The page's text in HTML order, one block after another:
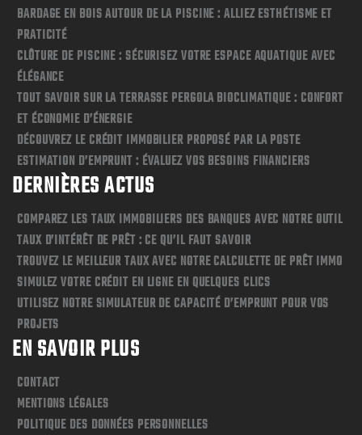
BARDAGE EN BOIS AUTOUR DE LA PISCINE : ALLIEZ ESTHÉTISME ET
PRATICITÉ
CLÔTURE DE PISCINE : SÉCURISEZ VOTRE ESPACE AQUATIQUE AVEC
ÉLÉGANCE
TOUT SAVOIR SUR LA TERRASSE PERGOLA BIOCLIMATIQUE : CONFORT
ET ÉCONOMIE D’ÉNERGIE
DÉCOUVREZ LE CRÉDIT IMMOBILIER PROPOSÉ PAR LA POSTE
ESTIMATION D’EMPRUNT : ÉVALUEZ VOS BESOINS FINANCIERS
DERNIÈRES ACTUS
COMPAREZ LES TAUX IMMOBILIERS DES BANQUES AVEC NOTRE OUTIL
TAUX D’INTÉRÊT DE PRÊT : CE QU’IL FAUT SAVOIR
TROUVEZ LE MEILLEUR TAUX AVEC NOTRE CALCULETTE DE PRÊT IMMO
SIMULEZ VOTRE CRÉDIT EN LIGNE EN QUELQUES CLICS
UTILISEZ NOTRE SIMULATEUR DE CAPACITÉ D’EMPRUNT POUR VOS
PROJETS
EN SAVOIR PLUS
CONTACT
MENTIONS LÉGALES
POLITIQUE DES DONNÉES PERSONNELLES